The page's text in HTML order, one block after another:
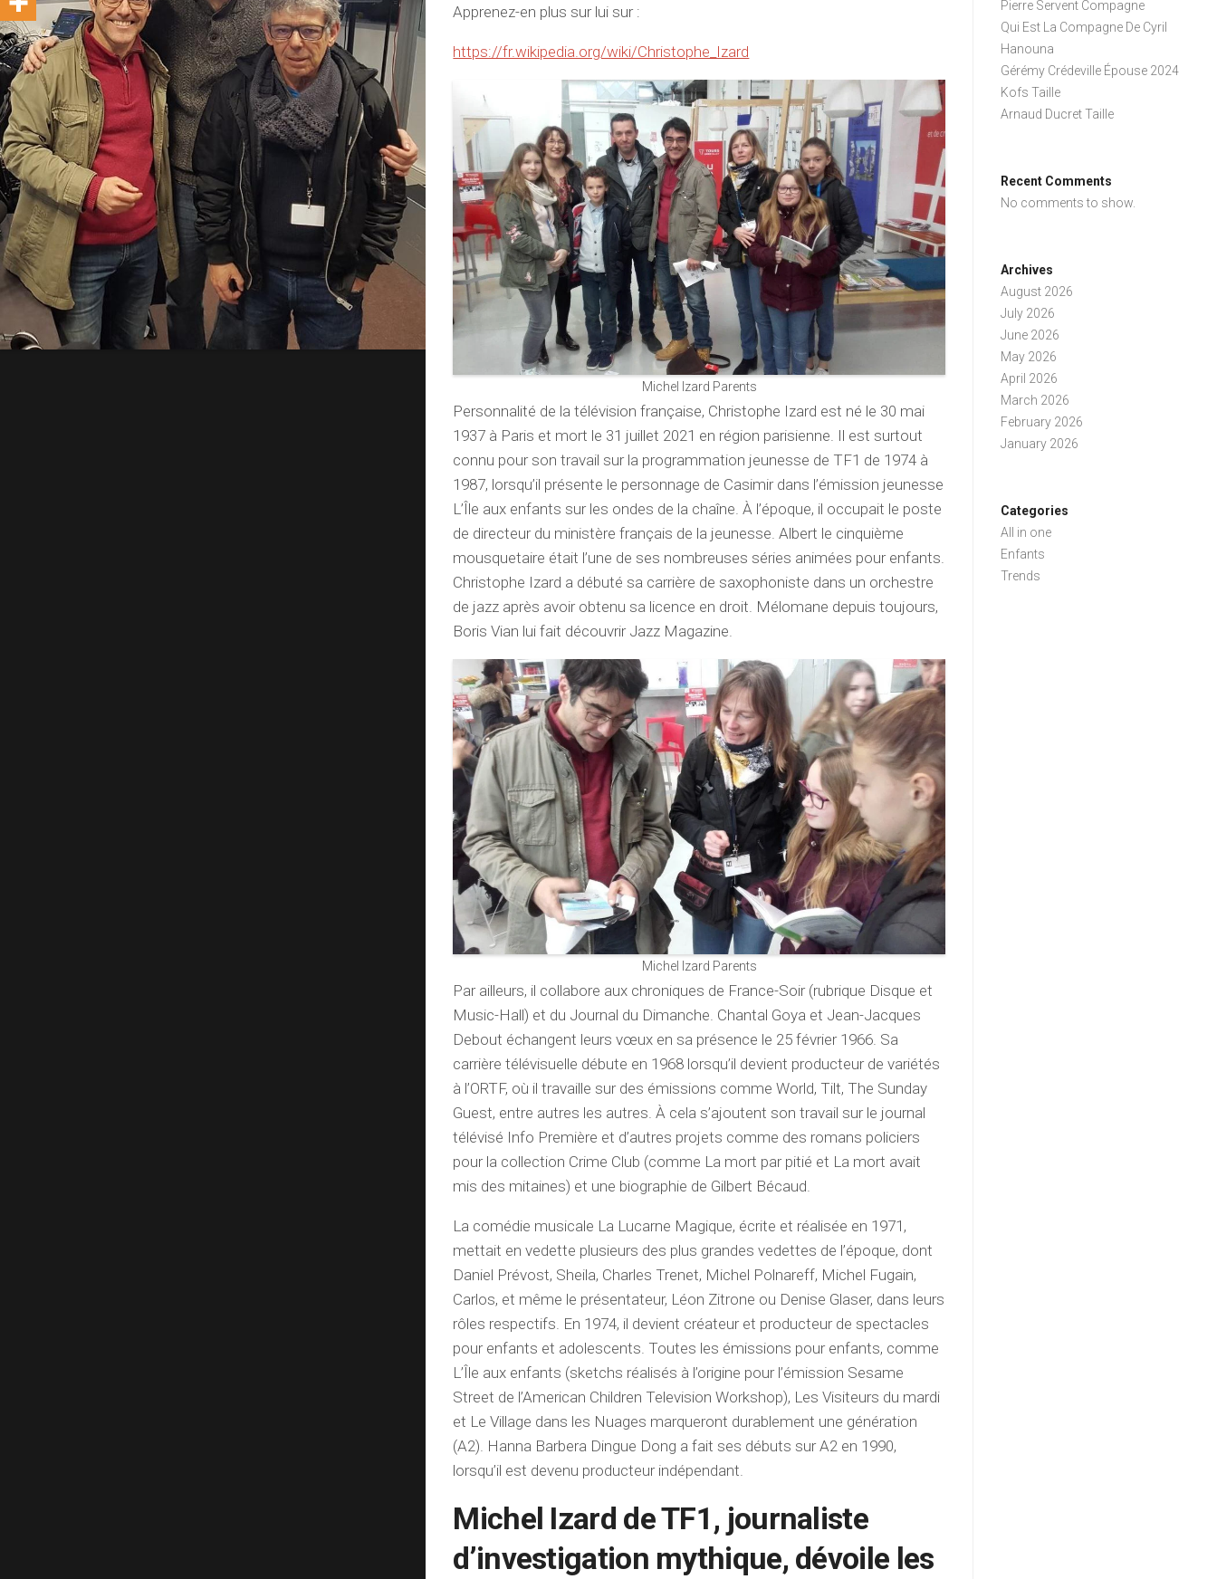
Apprenez-en plus sur lui sur :
https://fr.wikipedia.org/wiki/Christophe_Izard
Michel Izard Parents
Personnalité de la télévision française, Christophe Izard est né le 30 mai
1937 à Paris et mort le 31 juillet 2021 en région parisienne. Il est surtout
connu pour son travail sur la programmation jeunesse de TF1 de 1974 à
1987, lorsqu’il présente le personnage de Casimir dans l’émission jeunesse
L’Île aux enfants sur les ondes de la chaîne. À l’époque, il occupait le poste
de directeur du ministère français de la jeunesse. Albert le cinquième
mousquetaire était l’une de ses nombreuses séries animées pour enfants.
Christophe Izard a débuté sa carrière de saxophoniste dans un orchestre
de jazz après avoir obtenu sa licence en droit. Mélomane depuis toujours,
Boris Vian lui fait découvrir Jazz Magazine.
Michel Izard Parents
Par ailleurs, il collabore aux chroniques de France-Soir (rubrique Disque et
Music-Hall) et du Journal du Dimanche. Chantal Goya et Jean-Jacques
Debout échangent leurs vœux en sa présence le 25 février 1966. Sa
carrière télévisuelle débute en 1968 lorsqu’il devient producteur de variétés
à l’ORTF, où il travaille sur des émissions comme World, Tilt, The Sunday
Guest, entre autres les autres. À cela s’ajoutent son travail sur le journal
télévisé Info Première et d’autres projets comme des romans policiers
pour la collection Crime Club (comme La mort par pitié et La mort avait
mis des mitaines) et une biographie de Gilbert Bécaud.
La comédie musicale La Lucarne Magique, écrite et réalisée en 1971,
mettait en vedette plusieurs des plus grandes vedettes de l’époque, dont
Daniel Prévost, Sheila, Charles Trenet, Michel Polnareff, Michel Fugain,
Carlos, et même le présentateur, Léon Zitrone ou Denise Glaser, dans leurs
rôles respectifs. En 1974, il devient créateur et producteur de spectacles
pour enfants et adolescents. Toutes les émissions pour enfants, comme
L’Île aux enfants (sketchs réalisés à l’origine pour l’émission Sesame
Street de l’American Children Television Workshop), Les Visiteurs du mardi
et Le Village dans les Nuages ​​marqueront durablement une génération
(A2). Hanna Barbera Dingue Dong a fait ses débuts sur A2 en 1990,
lorsqu’il est devenu producteur indépendant.
Michel Izard de TF1, journaliste
d’investigation mythique, dévoile les
Pierre Servent Compagne
Qui Est La Compagne De Cyril
Hanouna
Gérémy Crédeville Épouse 2024
Kofs Taille
Arnaud Ducret Taille
Recent Comments
No comments to show.
Archives
August 2026
July 2026
June 2026
May 2026
April 2026
March 2026
February 2026
January 2026
Categories
All in one
Enfants
Trends